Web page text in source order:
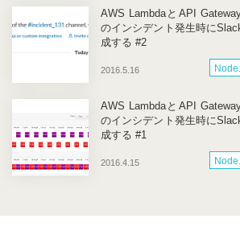
2016.5.16
AWS LambdaとAPI
のインシデント発生時に
成する #2
2016.4.15
AWS LambdaとAPI
のインシデント発生時に
成する #1